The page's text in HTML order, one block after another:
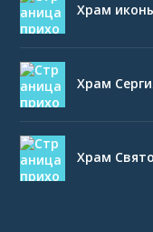
Храм
Храм
Храм